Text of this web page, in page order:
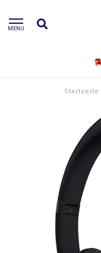
MENU
Startseite